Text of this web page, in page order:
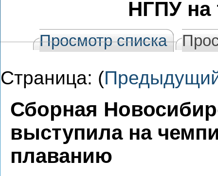
НГПУ на
Просмотр списка
Страница: (
Сборная
выступила на
плаванию